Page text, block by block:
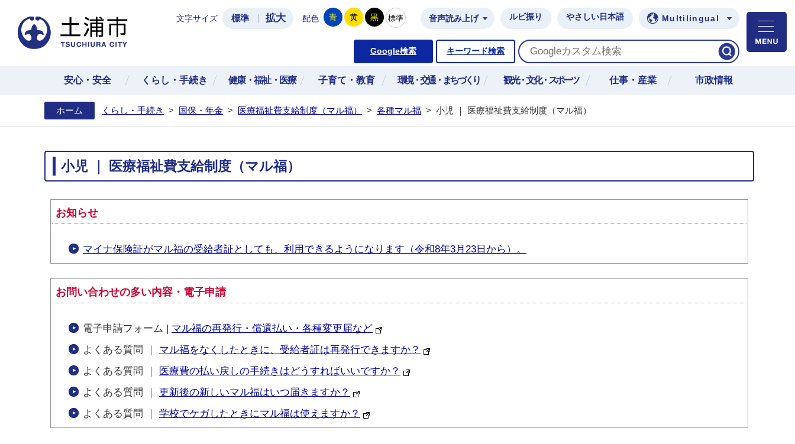
土浦市公式ホームページ
文字サイズ 標準 拡大 配色 青 黄 黒 標準 音声読み上げ ルビ振り やさしい日本語 Multilingual
Google検索 キーワード検索
安心・安全 くらし・手続き 健康・福祉・医療 子育て・教育 環境・交通・まちづくり 観光・文化・スポーツ 仕事・産業 市政情報
ホーム くらし・手続き > 国保・年金 > 医療福祉費支給制度（マル福） > 各種マル福 > 小児 ｜ 医療福祉費支給制度（マル福）
小児 ｜ 医療福祉費支給制度（マル福）
お知らせ
マイナ保険証がマル福の受給者証としても、利用できるようになります（令和8年3月23日から）。
お問い合わせの多い内容・電子申請
電子申請フォーム | マル福の再発行・償還払い・各種変更届など
よくある質問 ｜ マル福をなくしたときに、受給者証は再発行できますか？
よくある質問 ｜
医療費の払い戻しの手続きはどうすればいいですか？
よくある質問 ｜ 更新後の新しいマル福はいつ届きますか？
よくある質問 ｜ 学校でケガしたときにマル福は使えますか？